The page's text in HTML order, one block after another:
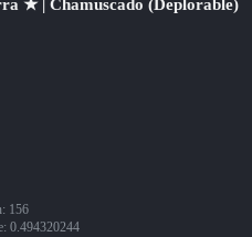
★ | Chamuscado (Deplorable)
: 156
: 0.494320244